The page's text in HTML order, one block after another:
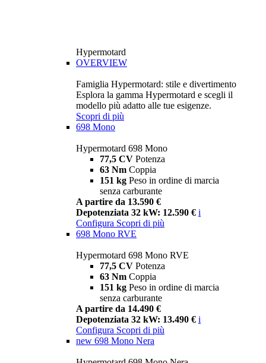
Hypermotard
OVERVIEW
Famiglia Hypermotard: stile e divertimento
Esplora la gamma Hypermotard e scegli il
modello più adatto alle tue esigenze.
Scopri di più
698 Mono
Hypermotard 698 Mono
77,5 CV Potenza
63 Nm Coppia
151 kg Peso in ordine di marcia
senza carburante
A partire da 13.590 €
Depotenziata 32 kW: 12.590 € i
Configura Scopri di più
698 Mono RVE
Hypermotard 698 Mono RVE
77,5 CV Potenza
63 Nm Coppia
151 kg Peso in ordine di marcia
senza carburante
A partire da 14.490 €
Depotenziata 32 kW: 13.490 € i
Configura Scopri di più
new 698 Mono Nera